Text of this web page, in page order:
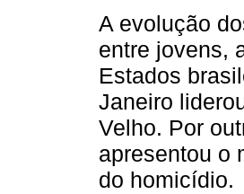
A evolução
entre jovens,
Estados
Janeiro
Velho. Por
apresentou o
do homicídio.